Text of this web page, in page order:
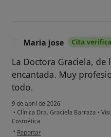
Maria jose Cita
La Doctora Graciela, de
encantada. Muy
todo.
9 de abril de 2026
• Clínica Dra. Graciela Barraza •
Cosmética
• en opinión del usuario Maria jose
Reportar